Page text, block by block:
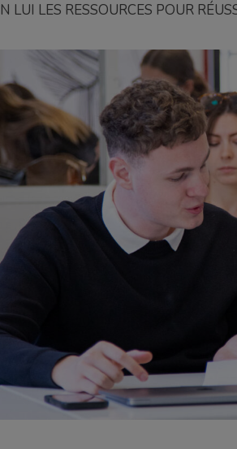
LES RESSOURCES POUR